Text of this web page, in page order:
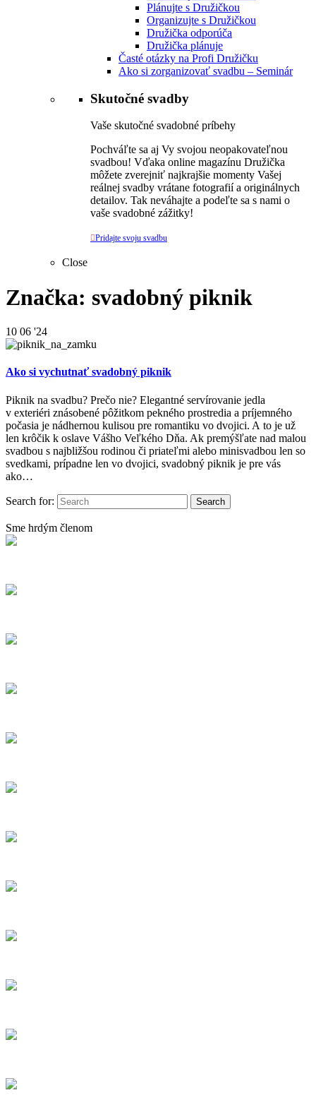
Plánujte s Družičkou
Organizujte s Družičkou
Družička odporúča
Družička plánuje
Časté otázky na Profi Družičku
Ako si zorganizovať svadbu – Seminár
Skutočné svadby
Vaše skutočné svadobné príbehy
Pochváľte sa aj Vy svojou neopakovateľnou
svadbou! Vďaka online magazínu Družička
môžete zverejniť najkrajšie momenty Vašej
reálnej svadby vrátane fotografií a originálnych
detailov. Tak neváhajte a podeľte sa s nami o
vaše svadobné zážitky!
Pridajte svoju svadbu
Close
Značka: svadobný piknik
10 06 '24
Ako si vychutnať svadobný piknik
Piknik na svadbu? Prečo nie? Elegantné servírovanie jedla
v exteriéri znásobené pôžitkom pekného prostredia a príjemného
počasia je nádhernou kulisou pre romantiku vo dvojici. A to je už
len krôčik k oslave Vášho Veľkého Dňa. Ak premýšľate nad malou
svadbou s najbližšou rodinou či priateľmi alebo minisvadbou len so
svedkami, prípadne len vo dvojici, svadobný piknik je pre vás
ako…
Search for:
Sme hrdým členom